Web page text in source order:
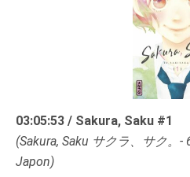
03:05:53 / Sakura, Saku #1
(Sakura, Saku サクラ、サク。-
Japon)